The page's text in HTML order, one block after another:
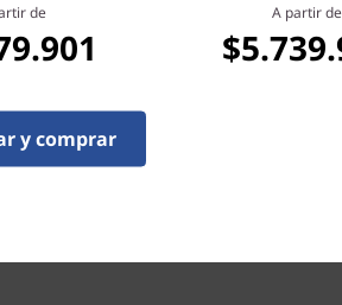
% portátil, 100 % práctica
un peso inicial de solo 1,78
puede acompañarte
superior de aluminio
micrófonos duales y la
de A partir de
y comprar